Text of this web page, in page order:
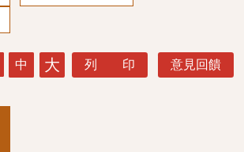
中 大 列 印 意見回饋